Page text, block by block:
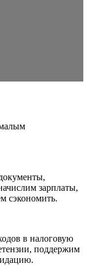
зарплаты,
сэкономить.
в налоговую
поддержим